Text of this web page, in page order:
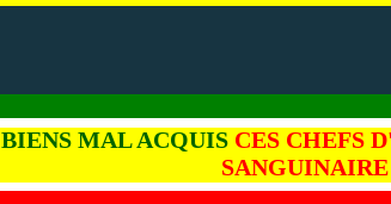
BIENS MAL ACQUISCES CHEFS